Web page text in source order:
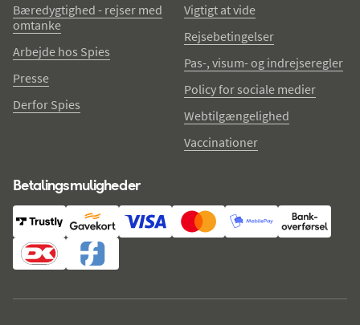
Bæredygtighed - rejser med
omtanke
Arbejde hos Spies
Presse
Derfor Spies
Vigtigt at vide
Rejsebetingelser
Pas-, visum- og indrejseregler
Policy for sociale medier
Webtilgængelighed
Vaccinationer
Betalingsmuligheder